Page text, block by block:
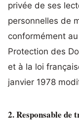
privée de ses
personnelles de
conformément
Protection des
et à la loi
janvier 1978
2. Responsable de